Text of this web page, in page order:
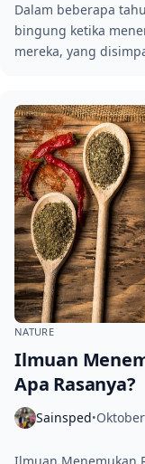
Dalam beberapa
bingung ketika
mereka, yang
NATURE
Ilmuan
Apa Rasanya?
Sainsped•